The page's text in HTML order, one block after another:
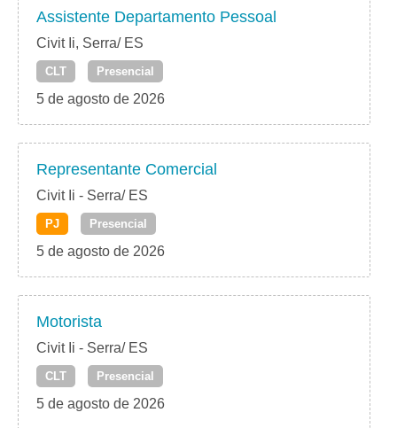
Assistente Departamento Pessoal
Civit Ii, Serra/ ES
CLT Presencial
5 de agosto de 2026
Representante Comercial
Civit Ii - Serra/ ES
PJ Presencial
5 de agosto de 2026
Motorista
Civit Ii - Serra/ ES
CLT Presencial
5 de agosto de 2026